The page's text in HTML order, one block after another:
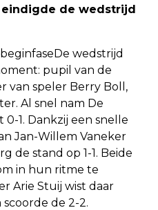
de wedstrijd
wedstrijd
pupil van de
van speler Berry Boll,
Al snel nam De
1. Dankzij een snelle
Jan-Willem Vaneker
de stand op 1-1. Beide
in hun ritme te
Arie Stuij wist daar
de 2-2.